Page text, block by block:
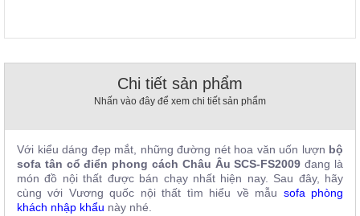
Hàng
Thất
Hàng
Chi tiết sản phẩm
Nhấn vào đây để xem chi tiết sản phẩm
Với kiểu dáng đẹp mắt, những đường nét hoa văn uốn lượn bộ
sofa tân cổ điển phong cách Châu Âu SCS-FS2009 đang là
món đồ nội thất được bán chạy nhất hiện nay. Sau đây, hãy
cùng với Vương quốc nội thất tìm hiểu về mẫu sofa phòng
khách nhập khẩu này nhé.